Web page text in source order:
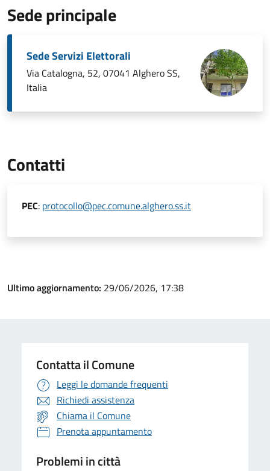
Sede principale
Sede Servizi Elettorali
Via Catalogna, 52, 07041 Alghero SS,
Italia
Contatti
PEC: protocollo@pec.comune.alghero.ss.it
Ultimo aggiornamento: 29/06/2026, 17:38
Contatta il Comune
Leggi le domande frequenti
Richiedi assistenza
Chiama il Comune
Prenota appuntamento
Problemi in città